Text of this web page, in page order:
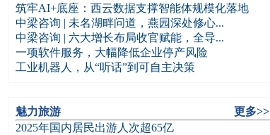
筑牢AI+底座：西云数据支撑智能体规模化落地
中梁咨询 | 未名湖畔问道，燕园深处修心...
中梁咨询 | 六大增长布局收官赋能，全导...
一项软件服务，大幅降低企业停产风险
工业机器人，从“听话”到可自主决策
魅力旅游
更多>>
2025年国内居民出游人次超65亿